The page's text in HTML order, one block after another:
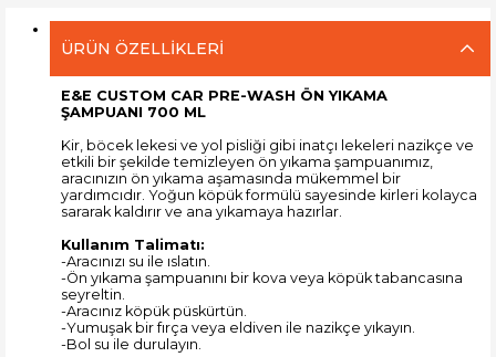
ÜRÜN ÖZELLIKLERI
E&E CUSTOM CAR PRE-WASH ÖN YIKAMA
ŞAMPUANI 700 ML
Kir, böcek lekesi ve yol pisliği gibi inatçı lekeleri nazikçe ve
etkili bir şekilde temizleyen ön yıkama şampuanımız,
aracınızın ön yıkama aşamasında mükemmel bir
yardımcıdır. Yoğun köpük formülü sayesinde kirleri kolayca
sararak kaldırır ve ana yıkamaya hazırlar.
Kullanım Talimatı:
-Aracınızı su ile ıslatın.
-Ön yıkama şampuanını bir kova veya köpük tabancasına
seyreltin.
-Aracınız köpük püskürtün.
-Yumuşak bir fırça veya eldiven ile nazikçe yıkayın.
-Bol su ile durulayın.